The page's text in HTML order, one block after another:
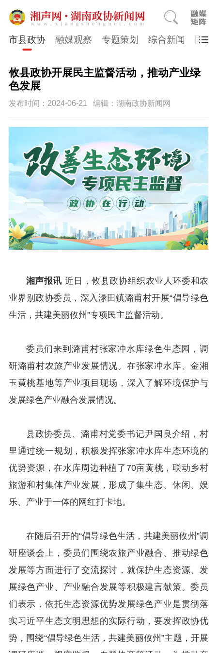
市县政协 融媒观察 专题策划 综合新闻 国医
攸县政协开展民主监督活动，推动产业绿
色发展
发布时间：2024-06-21 编辑：湖南政协新闻网
湘声报讯 近日，攸县政协组织农业人环委和农
业界别政协委员，深入渌田镇潞甫村开展“倡导绿色
生活，共建美丽攸州”专项民主监督活动。
委员们来到潞甫村张家冲水库绿色生态园，调
研潞甫村农旅产业发展情况。在张家冲水库、金湘
玉黄桃基地等产业项目现场，深入了解环境保护与
发展绿色产业融合发展情况。
县政协委员、潞甫村党委书记尹国良介绍，村
里通过统一规划，积极发挥张家冲水库生态环境的
优势资源，在水库周边种植了70亩黄桃，联动乡村
旅游和村集体产业发展，形成了集生态、休闲、娱
乐、产业于一体的网红打卡地。
在随后召开的“倡导绿色生活，共建美丽攸州”调
研座谈会上，委员们围绕农旅产业融合、推动绿色
发展等方面进行了交流探讨，就保护生态资源、发
展绿色产业、产业融合发展等积极建言献策。委员
们表示，依托生态资源优势发展绿色产业是贯彻落
实习近平生态文明思想的实际行动，要发挥政协优
势，围绕“倡导绿色生活，共建美丽攸州”主题，开展